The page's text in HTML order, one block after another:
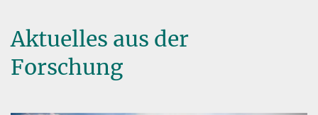
Aktuelles aus der
Forschung